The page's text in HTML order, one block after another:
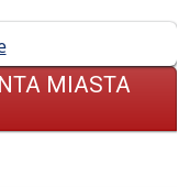
MIASTA